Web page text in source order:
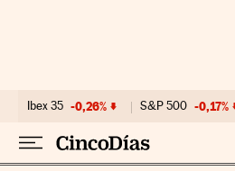
Ibex 35 -0,26% S&P 500 -0,17%